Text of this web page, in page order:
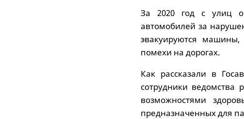
За 2020 год с улиц
автомобилей за
эвакуируются
помехи на дорогах.
Как рассказали в
сотрудники
возможностями
предназначенных для